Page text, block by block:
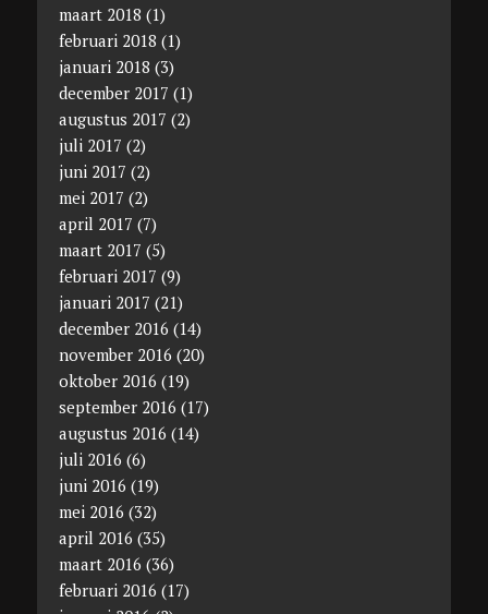
maart 2018 (1)
februari 2018 (1)
januari 2018 (3)
december 2017 (1)
augustus 2017 (2)
juli 2017 (2)
juni 2017 (2)
mei 2017 (2)
april 2017 (7)
maart 2017 (5)
februari 2017 (9)
januari 2017 (21)
december 2016 (14)
november 2016 (20)
oktober 2016 (19)
september 2016 (17)
augustus 2016 (14)
juli 2016 (6)
juni 2016 (19)
mei 2016 (32)
april 2016 (35)
maart 2016 (36)
februari 2016 (17)